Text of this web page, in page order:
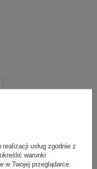
usług zgodnie z
warunki
w Twojej przeglądarce.